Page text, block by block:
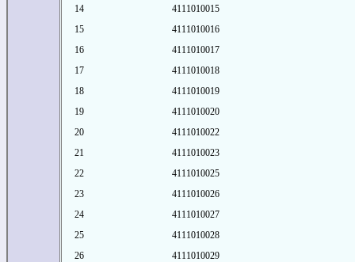
14
4111010015
15
4111010016
16
4111010017
17
4111010018
18
4111010019
19
4111010020
20
4111010022
21
4111010023
22
4111010025
23
4111010026
24
4111010027
25
4111010028
26
4111010029